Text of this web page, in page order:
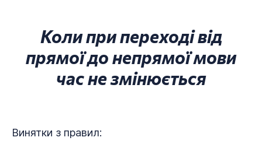
Коли при переході від
прямої до непрямої мови
час не змінюється
Винятки з правил: